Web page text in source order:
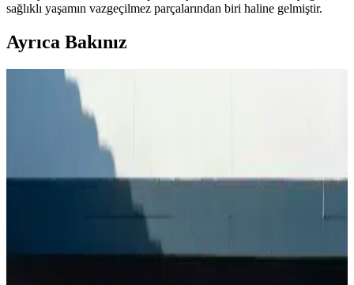
sağlıklı yaşamın vazgeçilmez parçalarından biri haline gelmiştir.
Ayrıca Bakınız
Çedene Bitkisinin Sağlık ve Lezzet Açısından Güncel
Kullanım Alanları
Çedene, Anadolu'nun doğal bitkisi olup, sağlık faydaları ve
lezzetiyle öne çıkar. Demir içeriği yüksek olan bu bitki, solunum ve
sindirim sağlığını destekler, modern yaşamda doğal ürünler arasında
yer alır.
Ormanlı Pirinci Nedir ve Özellikleriyle Mutfakta
Ormanlı pirinci, doğal ortamda yetişen aromatik ve sağlıklı bir pirinç